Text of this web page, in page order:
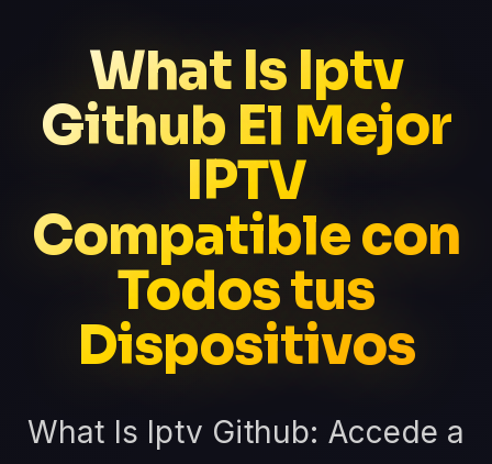
What Is Iptv
Github El Mejor
IPTV
Compatible con
Todos tus
Dispositivos
What Is Iptv Github: Accede a